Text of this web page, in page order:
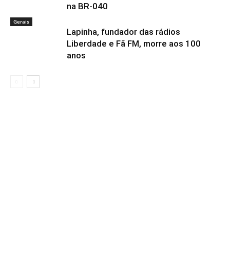
na BR-040
Gerais
Lapinha, fundador das rádios
Liberdade e Fã FM, morre aos 100
anos